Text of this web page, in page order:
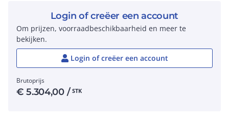
Login of creëer een account
Om prijzen, voorraadbeschikbaarheid en meer te
bekijken.
Login of creëer een account
Brutoprijs
€5.304,00/ STK